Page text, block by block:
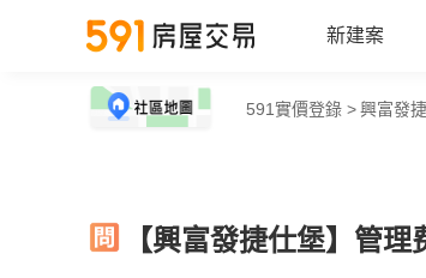
新建案
591實價登錄 > 興富發
【興富發捷仕堡】管